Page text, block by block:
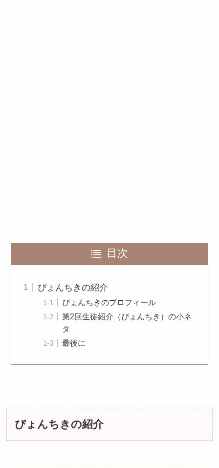
目次
ぴょんちきの紹介
ぴょんちきのプロフィール
第2回生徒紹介（ぴょんちき）の小ネ
タ
最後に
ぴょんちきの紹介